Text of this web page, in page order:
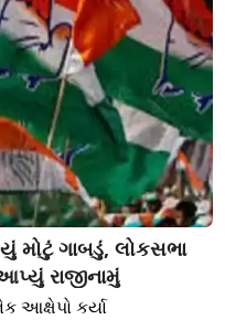
મોટું ગાબડું, લોકસભા
રાજીનામું
આક્ષેપો કર્યા